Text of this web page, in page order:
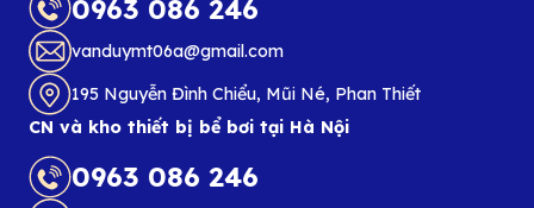
0963 086 246
vanduymt06a@gmail.com
195 Nguyễn Đình Chiểu, Mũi Né, Phan Thiết
CN và kho thiết bị bể bơi tại Hà Nội
0963 086 246